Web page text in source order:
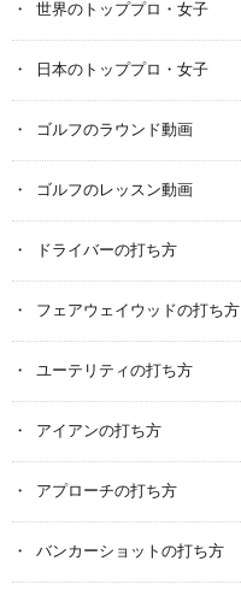
世界のトッププロ・女子
日本のトッププロ・女子
ゴルフのラウンド動画
ゴルフのレッスン動画
ドライバーの打ち方
フェアウェイウッドの打ち方
ユーテリティの打ち方
アイアンの打ち方
アプローチの打ち方
バンカーショットの打ち方